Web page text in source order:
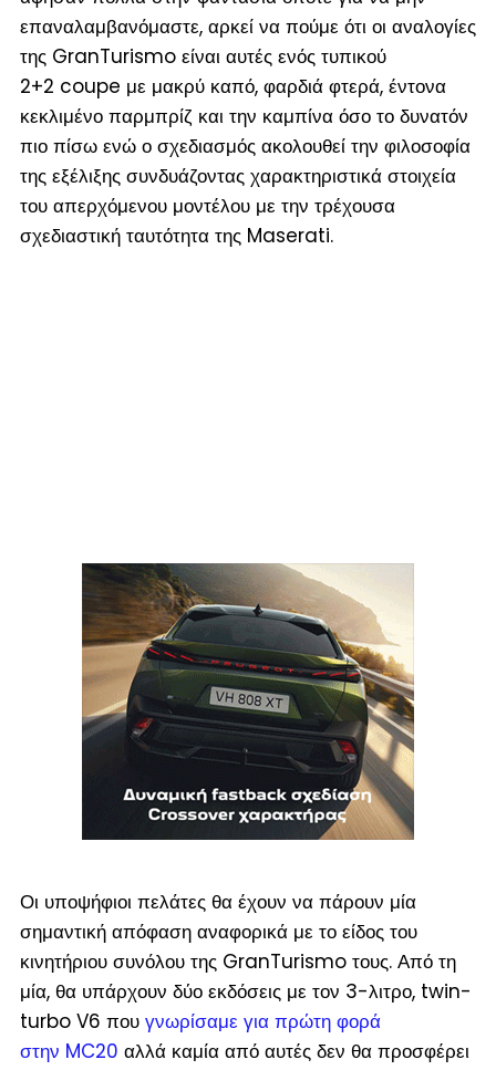
επαναλαμβανόμαστε, αρκεί να πούμε ότι οι αναλογίες
της GranTurismo είναι αυτές ενός τυπικού
2+2 coupe με μακρύ καπό, φαρδιά φτερά, έντονα
κεκλιμένο παρμπρίζ και την καμπίνα όσο το δυνατόν
πιο πίσω ενώ ο σχεδιασμός ακολουθεί την φιλοσοφία
της εξέλιξης συνδυάζοντας χαρακτηριστικά στοιχεία
του απερχόμενου μοντέλου με την τρέχουσα
σχεδιαστική ταυτότητα της Maserati.
Οι υποψήφιοι πελάτες θα έχουν να πάρουν μία
σημαντική απόφαση αναφορικά με το είδος του
κινητήριου συνόλου της GranTurismo τους. Από τη
μία, θα υπάρχουν δύο εκδόσεις με τον 3-λιτρο, twin-
turbo V6 που γνωρίσαμε για πρώτη φορά
στην MC20 αλλά καμία από αυτές δεν θα προσφέρει